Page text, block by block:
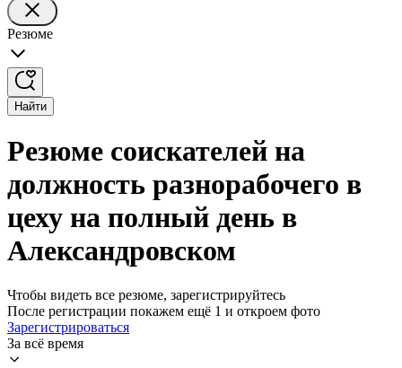
Резюме
Найти
Резюме соискателей на
должность разнорабочего в
цеху на полный день в
Александровском
Чтобы видеть все резюме, зарегистрируйтесь
После регистрации покажем ещё 1 и откроем фото
Зарегистрироваться
За всё время